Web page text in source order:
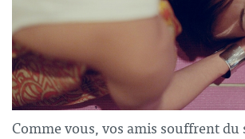
Comme vous, vos amis souffrent du